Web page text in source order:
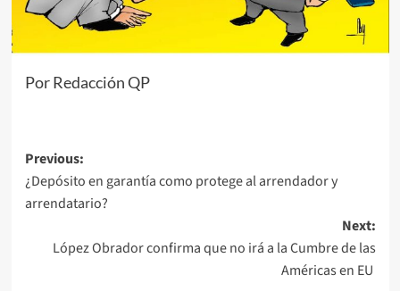
Por Redacción QP
Post
navigation
Previous:
¿Depósito en garantía como protege al arrendador y
arrendatario?
Next:
López Obrador confirma que no irá a la Cumbre de las
Américas en EU